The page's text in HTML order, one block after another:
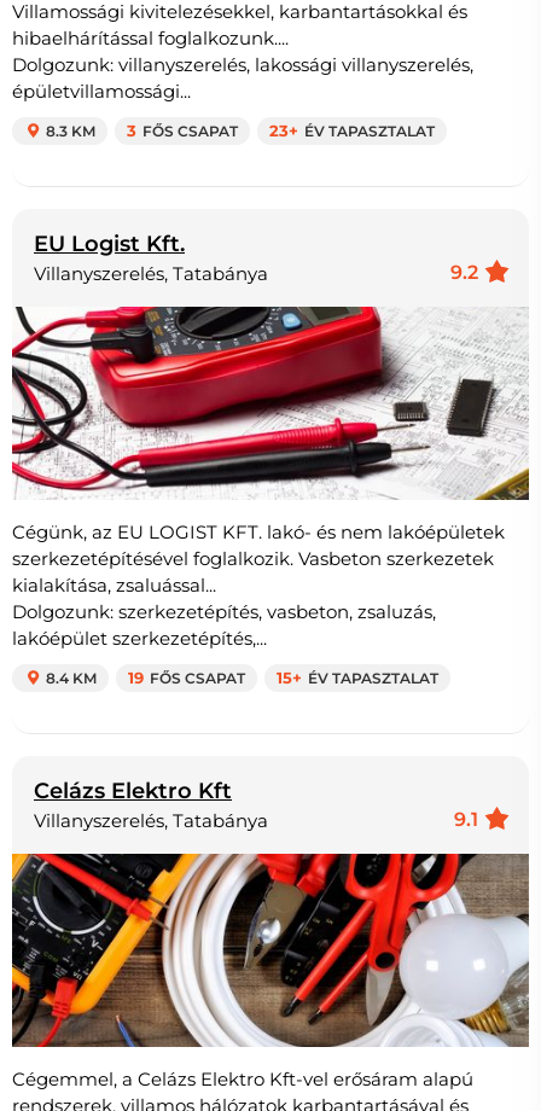
Villamossági kivitelezésekkel, karbantartásokkal és
hibaelhárítással foglalkozunk....
Dolgozunk: villanyszerelés, lakossági villanyszerelés,
épületvillamossági...
8.3 KM 3 FŐS CSAPAT 23+ ÉV TAPASZTALAT
EU Logist Kft.
9.2
Villanyszerelés, Tatabánya
Cégünk, az EU LOGIST KFT. lakó- és nem lakóépületek
szerkezetépítésével foglalkozik. Vasbeton szerkezetek
kialakítása, zsaluással...
Dolgozunk: szerkezetépítés, vasbeton, zsaluzás,
lakóépület szerkezetépítés,...
8.4 KM 19 FŐS CSAPAT 15+ ÉV TAPASZTALAT
Celázs Elektro Kft
9.1
Villanyszerelés, Tatabánya
Cégemmel, a Celázs Elektro Kft-vel erősáram alapú
rendszerek, villamos hálózatok karbantartásával és